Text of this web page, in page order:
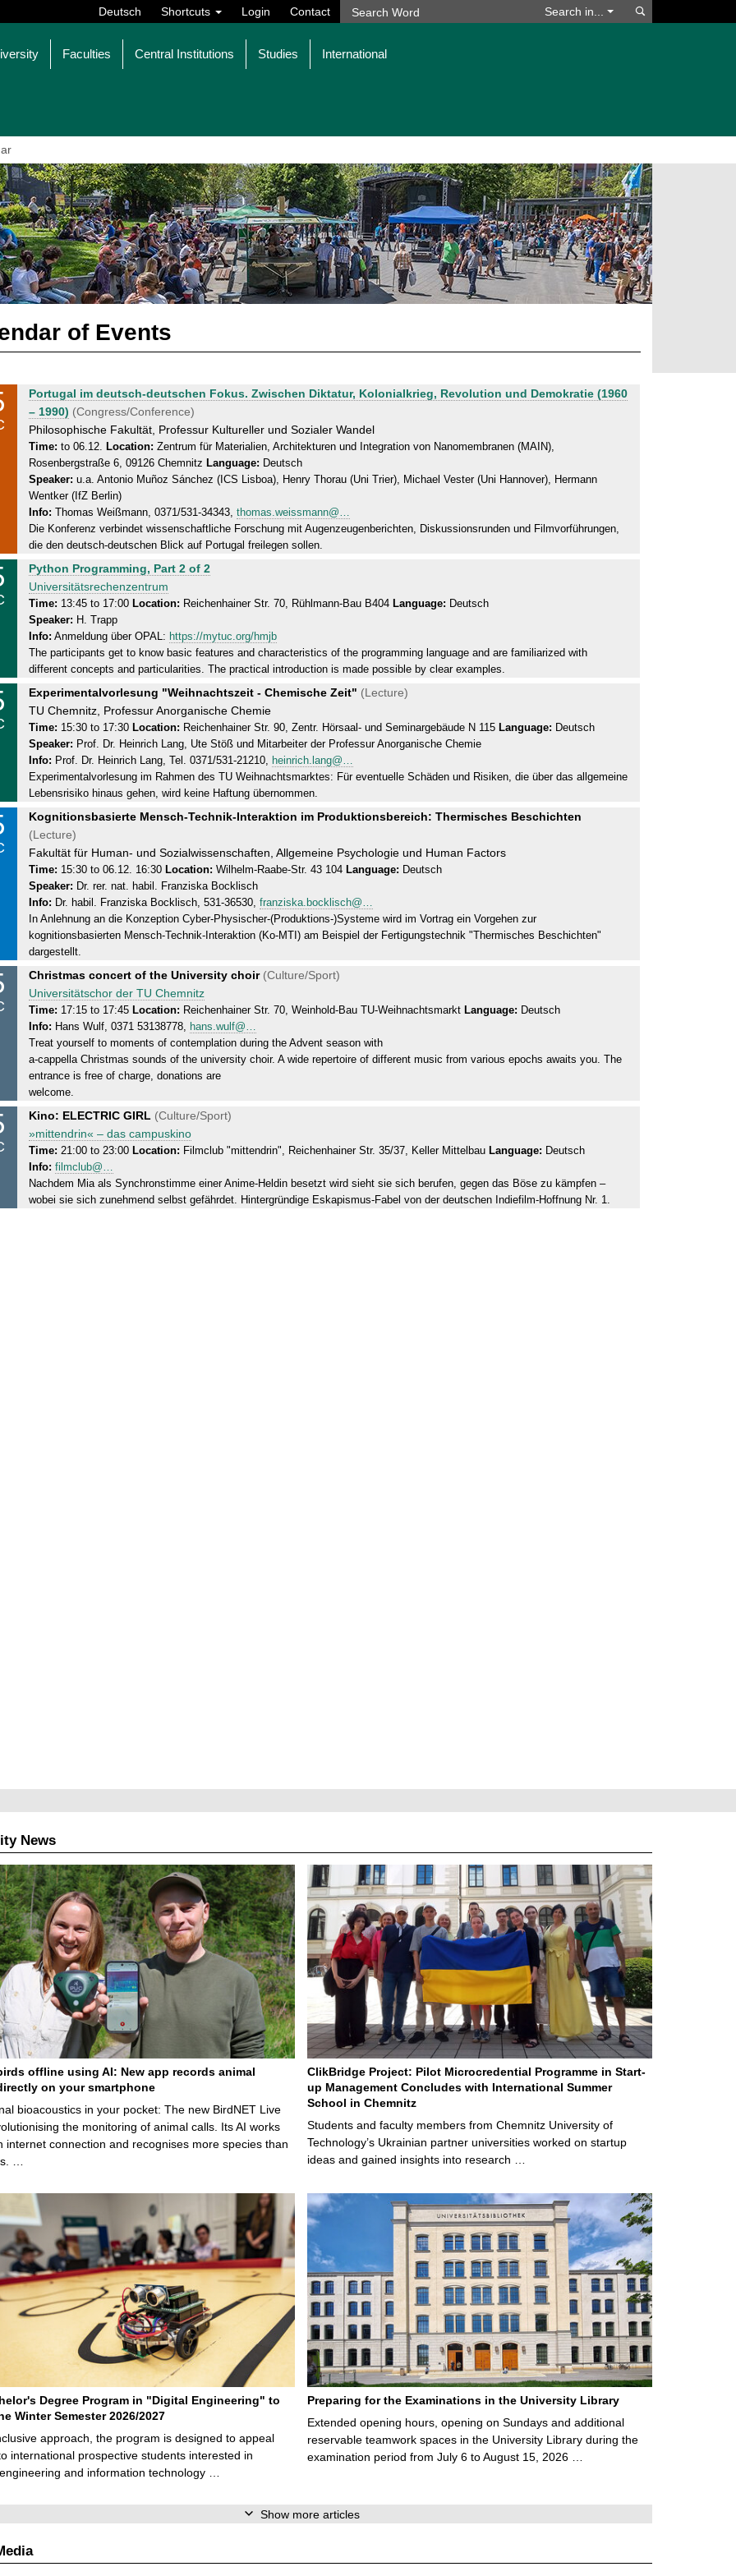
Deutsch Shortcuts Login Contact Search in...
Faculties Central Institutions Studies International
of Events
T
h
u
r
s
d
a
y
6
.
1
2
.
2
1
9
Portugal im deutsch-deutschen Fokus. Zwischen Diktatur, Kolonialkrieg, Revolution und Demokratie (1960
– 1990) (Congress/Conference)
Philosophische Fakultät, Professur Kultureller und Sozialer Wandel
Time: to 06.12. Location: Zentrum für Materialien, Architekturen und Integration von Nanomembranen (MAIN),
Rosenbergstraße 6, 09126 Chemnitz Language: Deutsch
Speaker: u.a. Antonio Muñoz Sánchez (ICS Lisboa), Henry Thorau (Uni Trier), Michael Vester (Uni Hannover), Hermann
Wentker (IfZ Berlin)
Info: Thomas Weißmann, 0371/531-34343, thomas.weissmann@…
Die Konferenz verbindet wissenschaftliche Forschung mit Augenzeugenberichten, Diskussionsrunden und Filmvorführungen,
die den deutsch-deutschen Blick auf Portugal freilegen sollen.
T
h
u
r
s
d
a
y
0
5
.
1
.
2
0
1
9
Python Programming, Part 2 of 2
Universitätsrechenzentrum
Time: 13:45 to 17:00 Location: Reichenhainer Str. 70, Rühlmann-Bau B404 Language: Deutsch
Speaker: H. Trapp
Info: Anmeldung über OPAL: https://mytuc.org/hmjb
The participants get to know basic features and characteristics of the programming language and are familiarized with
different concepts and particularities. The practical introduction is made possible by clear examples.
T
h
u
r
s
d
a
y
,
0
5
.
1
2
0
1
9
Experimentalvorlesung "Weihnachtszeit - Chemische Zeit" (Lecture)
TU Chemnitz, Professur Anorganische Chemie
Time: 15:30 to 17:30 Location: Reichenhainer Str. 90, Zentr. Hörsaal- und Seminargebäude N 115 Language: Deutsch
Speaker: Prof. Dr. Heinrich Lang, Ute Stöß und Mitarbeiter der Professur Anorganische Chemie
Info: Prof. Dr. Heinrich Lang, Tel. 0371/531-21210, heinrich.lang@…
Experimentalvorlesung im Rahmen des TU Weihnachtsmarktes: Für eventuelle Schäden und Risiken, die über das allgemeine
Lebensrisiko hinaus gehen, wird keine Haftung übernommen.
T
h
u
r
s
d
a
y
0
6
1
2
1
9
Kognitionsbasierte Mensch-Technik-Interaktion im Produktionsbereich: Thermisches Beschichten
(Lecture)
Fakultät für Human- und Sozialwissenschaften, Allgemeine Psychologie und Human Factors
Time: 15:30 to 06.12. 16:30 Location: Wilhelm-Raabe-Str. 43 104 Language: Deutsch
Speaker: Dr. rer. nat. habil. Franziska Bocklisch
Info: Dr. habil. Franziska Bocklisch, 531-36530, franziska.bocklisch@…
In Anlehnung an die Konzeption Cyber-Physischer-(Produktions-)Systeme wird im Vortrag ein Vorgehen zur
kognitionsbasierten Mensch-Technik-Interaktion (Ko-MTI) am Beispiel der Fertigungstechnik "Thermisches Beschichten"
dargestellt.
T
h
u
r
s
d
a
,
0
5
.
1
Christmas concert of the University choir (Culture/Sport)
Universitätschor der TU Chemnitz
Time: 17:15 to 17:45 Location: Reichenhainer Str. 70, Weinhold-Bau TU-Weihnachtsmarkt Language: Deutsch
Info: Hans Wulf, 0371 53138778, hans.wulf@…
Treat yourself to moments of contemplation during the Advent season with
a-cappella Christmas sounds of the university choir. A wide repertoire of different music from various epochs awaits you. The
entrance is free of charge, donations are
welcome.
T
h
u
r
s
d
Kino: ELECTRIC GIRL (Culture/Sport)
»mittendrin« – das campuskino
Time: 21:00 to 23:00 Location: Filmclub "mittendrin", Reichenhainer Str. 35/37, Keller Mittelbau Language: Deutsch
Info: filmclub@…
Nachdem Mia als Synchronstimme einer Anime-Heldin besetzt wird sieht sie sich berufen, gegen das Böse zu kämpfen –
wobei sie sich zunehmend selbst gefährdet. Hintergründige Eskapismus-Fabel von der deutschen Indiefilm-Hoffnung Nr. 1.
News
offline using AI: New app records animal
on your smartphone
bioacoustics in your pocket: The new BirdNET Live
the monitoring of animal calls. Its AI works
internet connection and recognises more species than
…
ClikBridge Project: Pilot Microcredential Programme in Start-
up Management Concludes with International Summer
School in Chemnitz
Students and faculty members from Chemnitz University of
Technology’s Ukrainian partner universities worked on startup
ideas and gained insights into research …
Degree Program in "Digital Engineering" to
Winter Semester 2026/2027
approach, the program is designed to appeal
international prospective students interested in
and information technology …
Preparing for the Examinations in the University Library
Extended opening hours, opening on Sundays and additional
reservable teamwork spaces in the University Library during the
examination period from July 6 to August 15, 2026 …
Show more articles